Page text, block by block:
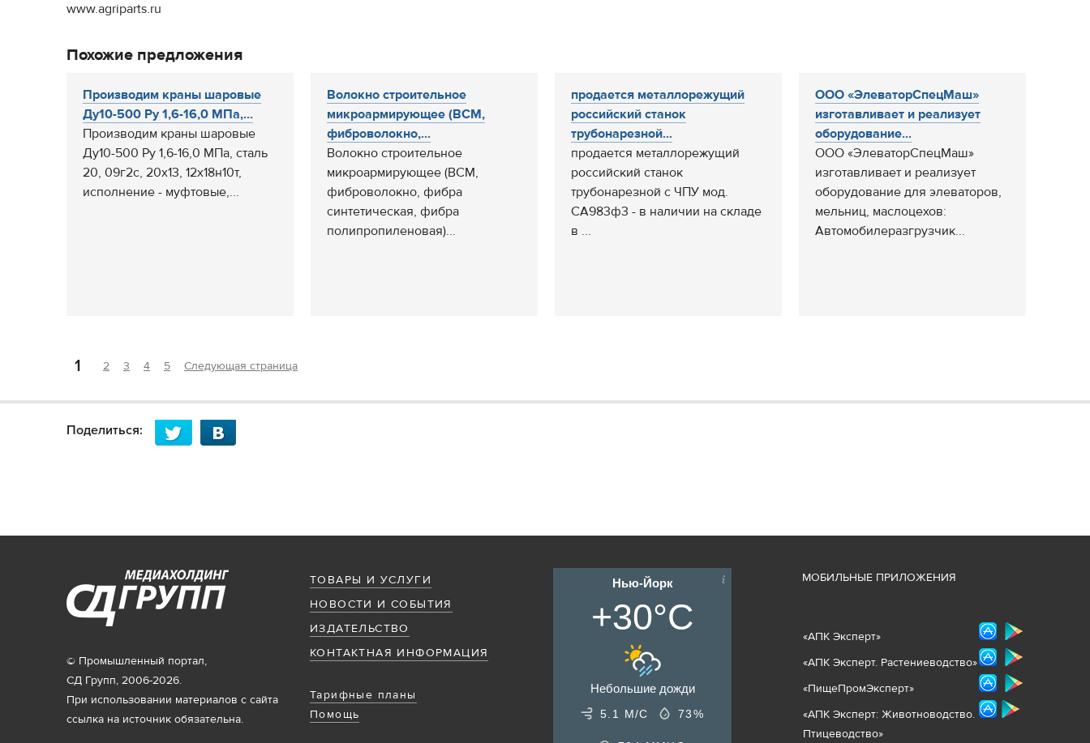
www.agriparts.ru
Похожие предложения
Производим краны шаровые
Ду10-500 Ру 1,6-16,0 МПа,...
Производим краны шаровые
Ду10-500 Ру 1,6-16,0 МПа, сталь
20, 09г2с, 20х13, 12х18н10т,
исполнение - муфтовые,...
Волокно строительное
микроармирующее (ВСМ,
фиброволокно,...
Волокно строительное
микроармирующее (ВСМ,
фиброволокно, фибра
синтетическая, фибра
полипропиленовая)...
продается металлорежущий
российский станок
трубонарезной...
продается металлорежущий
российский станок
трубонарезной с ЧПУ мод.
СА983ф3 - в наличии на складе
в ...
ООО «ЭлеваторСпецМаш»
изготавливает и реализует
оборудование...
ООО «ЭлеваторСпецМаш»
изготавливает и реализует
оборудование для элеваторов,
мельниц, маслоцехов:
Автомобилеразгрузчик...
1 2 3 4 5 Следующая страница
Поделиться:
ТОВАРЫ И УСЛУГИ
НОВОСТИ И СОБЫТИЯ
ИЗДАТЕЛЬСТВО
КОНТАКТНАЯ ИНФОРМАЦИЯ
Тарифные планы
Помощь
© Промышленный портал,
СД Групп, 2006-2026.
При использовании материалов с сайта
ссылка на источник обязательна.
Нью-Йорк
+30°C
Небольшие дожди
5.1 М/С 73%
МОБИЛЬНЫЕ ПРИЛОЖЕНИЯ
«АПК Эксперт»
«АПК Эксперт. Растениеводство»
«ПищеПромЭксперт»
«АПК Эксперт: Животноводство.
Птицеводство»